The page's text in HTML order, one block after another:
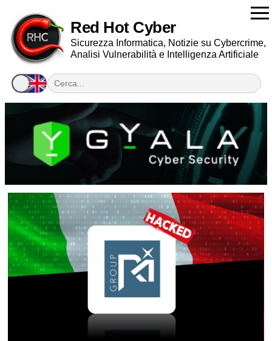
Red Hot Cyber
Sicurezza Informatica, Notizie su Cybercrime,
Analisi Vulnerabilità e Intelligenza Artificiale